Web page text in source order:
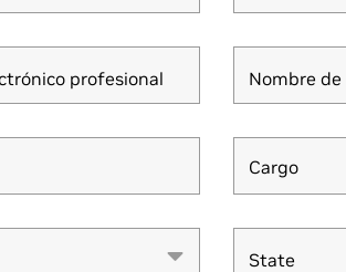
profesional Nombre
Cargo
Cargo
State